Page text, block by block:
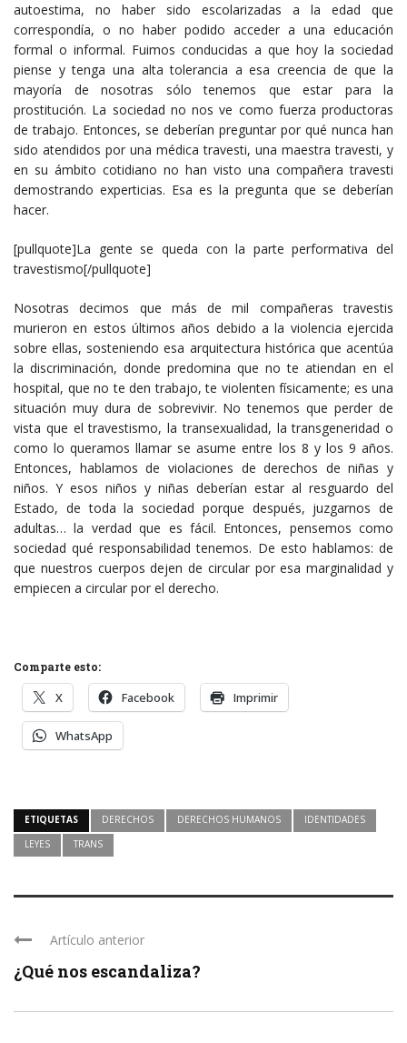
autoestima, no haber sido escolarizadas a la edad que
correspondía, o no haber podido acceder a una educación
formal o informal. Fuimos conducidas a que hoy la sociedad
piense y tenga una alta tolerancia a esa creencia de que la
mayoría de nosotras sólo tenemos que estar para la
prostitución. La sociedad no nos ve como fuerza productoras
de trabajo. Entonces, se deberían preguntar por qué nunca han
sido atendidos por una médica travesti, una maestra travesti, y
en su ámbito cotidiano no han visto una compañera travesti
demostrando experticias. Esa es la pregunta que se deberían
hacer.
[pullquote]La gente se queda con la parte performativa del
travestismo[/pullquote]
Nosotras decimos que más de mil compañeras travestis
murieron en estos últimos años debido a la violencia ejercida
sobre ellas, sosteniendo esa arquitectura histórica que acentúa
la discriminación, donde predomina que no te atiendan en el
hospital, que no te den trabajo, te violenten físicamente; es una
situación muy dura de sobrevivir. No tenemos que perder de
vista que el travestismo, la transexualidad, la transgeneridad o
como lo queramos llamar se asume entre los 8 y los 9 años.
Entonces, hablamos de violaciones de derechos de niñas y
niños. Y esos niños y niñas deberían estar al resguardo del
Estado, de toda la sociedad porque después, juzgarnos de
adultas… la verdad que es fácil. Entonces, pensemos como
sociedad qué responsabilidad tenemos. De esto hablamos: de
que nuestros cuerpos dejen de circular por esa marginalidad y
empiecen a circular por el derecho.
Comparte esto:
X Facebook Imprimir
WhatsApp
ETIQUETAS DERECHOS DERECHOS HUMANOS
IDENTIDADES
LEYES
TRANS
Artículo anterior
¿Qué nos escandaliza?